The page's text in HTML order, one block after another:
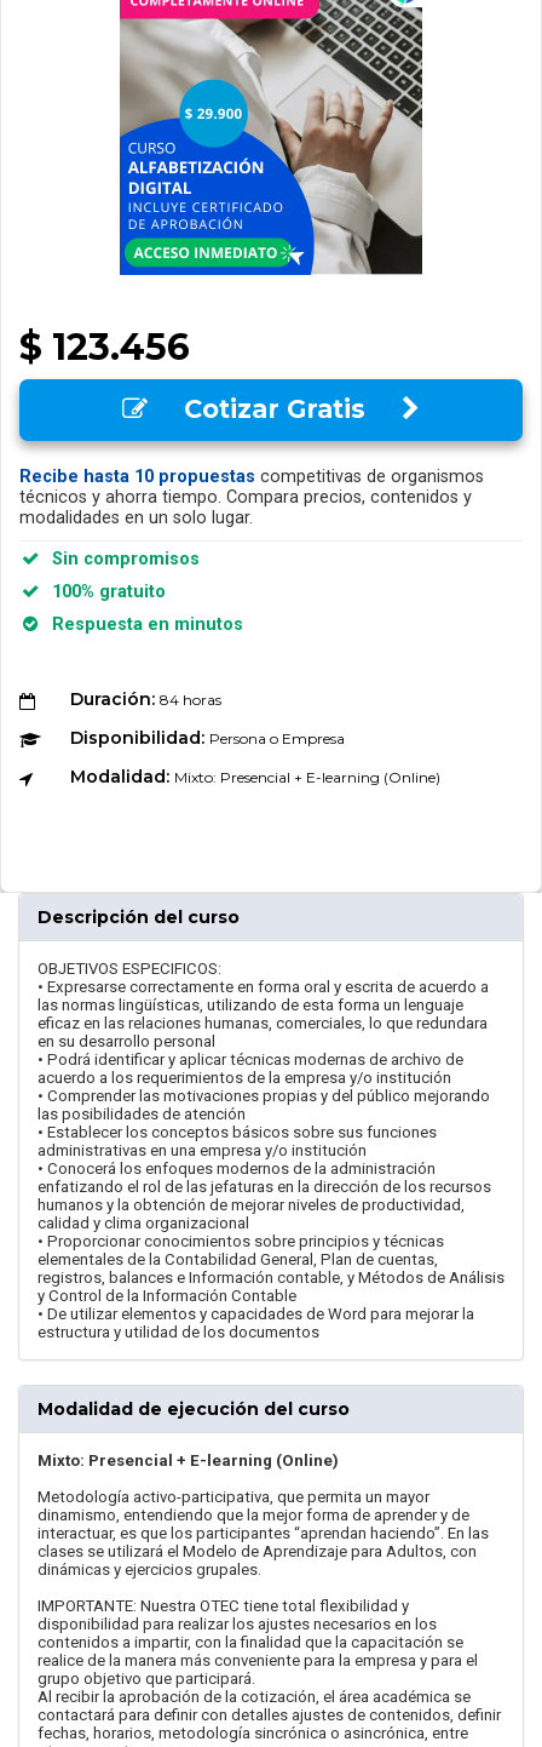
$ 123.456
Cotizar Gratis
Recibe hasta 10 propuestas competitivas de organismos
técnicos y ahorra tiempo. Compara precios, contenidos y
modalidades en un solo lugar.
Sin compromisos
100% gratuito
Respuesta en minutos
Duración: 84 horas
Disponibilidad: Persona o Empresa
Modalidad: Mixto: Presencial + E-learning (Online)
Descripción del curso
OBJETIVOS ESPECIFICOS:
• Expresarse correctamente en forma oral y escrita de acuerdo a
las normas lingüísticas, utilizando de esta forma un lenguaje
eficaz en las relaciones humanas, comerciales, lo que redundara
en su desarrollo personal
• Podrá identificar y aplicar técnicas modernas de archivo de
acuerdo a los requerimientos de la empresa y/o institución
• Comprender las motivaciones propias y del público mejorando
las posibilidades de atención
• Establecer los conceptos básicos sobre sus funciones
administrativas en una empresa y/o institución
• Conocerá los enfoques modernos de la administración
enfatizando el rol de las jefaturas en la dirección de los recursos
humanos y la obtención de mejorar niveles de productividad,
calidad y clima organizacional
• Proporcionar conocimientos sobre principios y técnicas
elementales de la Contabilidad General, Plan de cuentas,
registros, balances e Información contable, y Métodos de Análisis
y Control de la Información Contable
• De utilizar elementos y capacidades de Word para mejorar la
estructura y utilidad de los documentos
Modalidad de ejecución del curso
Mixto: Presencial + E-learning (Online)
Metodología activo-participativa, que permita un mayor
dinamismo, entendiendo que la mejor forma de aprender y de
interactuar, es que los participantes “aprendan haciendo”. En las
clases se utilizará el Modelo de Aprendizaje para Adultos, con
dinámicas y ejercicios grupales.
IMPORTANTE: Nuestra OTEC tiene total flexibilidad y
disponibilidad para realizar los ajustes necesarios en los
contenidos a impartir, con la finalidad que la capacitación se
realice de la manera más conveniente para la empresa y para el
grupo objetivo que participará.
Al recibir la aprobación de la cotización, el área académica se
contactará para definir con detalles ajustes de contenidos, definir
fechas, horarios, metodología sincrónica o asincrónica, entre